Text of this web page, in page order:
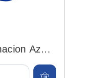
Azul